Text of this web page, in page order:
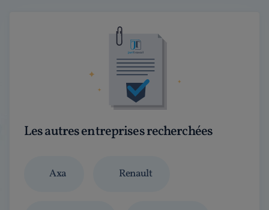
Les autres entreprises recherchées
Axa Renault